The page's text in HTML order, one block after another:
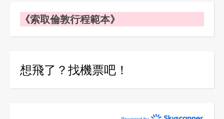
《索取倫敦行程範本》
想飛了？找機票吧！